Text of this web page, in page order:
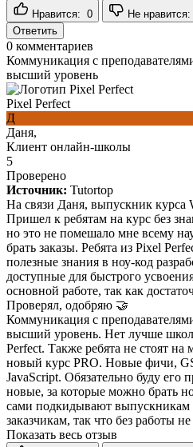
Нравится: 0 Не нравится:
Ответить
0 комментариев
Коммуникация с
высший уровень
Pixel Perfect
Д
Даня,
Клиент онлайн-школы
5
Проверено
Источник: Tutortop
На связи Даня, выпускник курса
Пришел к ребятам на курс без
но это не помешало мне всему
брать заказы. Ребята из Pixel
полезные знания в ноу-код
доступные для быстрого
основной работе, так как
Проверял, одобряю 🤝
Коммуникация с
высший уровень. Нет лучше
Perfect. Также ребята не стоят на
новый курс PRO. Новые фичи,
JavaScript. Обязательно буду его
новые, за которые можно брать
сами подкидывают выпускникам
заказчикам, так что без работы
Показать весь отзыв